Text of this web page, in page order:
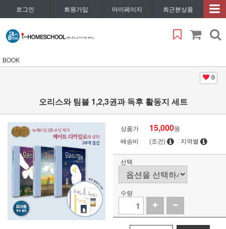
로그인 회원가입 마이페이지 최근본상품
BOOK
0
오리스와 팀블 1,2,3권과 독후 활동지 세트
상품가 15,000원
배송비
(조건) 지역별
선택
수량